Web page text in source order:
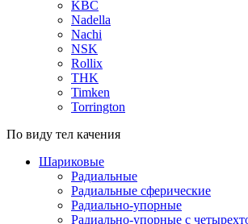
KBC
Nadella
Nachi
NSK
Rollix
THK
Timken
Torrington
По виду тел качения
Шариковые
Радиальные
Радиальные сферические
Радиально-упорные
Радиально-упорные с